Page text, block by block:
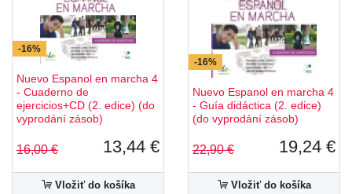
-16%
Nuevo Espanol en marcha 4
- Cuaderno de
ejercicios+CD (2. edice) (do
vyprodání zásob)
16,00 € 13,44 €
Vložiť do košíka
-16%
Nuevo Espanol en marcha 4
- Guía didáctica (2. edice)
(do vyprodání zásob)
22,90 € 19,24 €
Vložiť do košíka